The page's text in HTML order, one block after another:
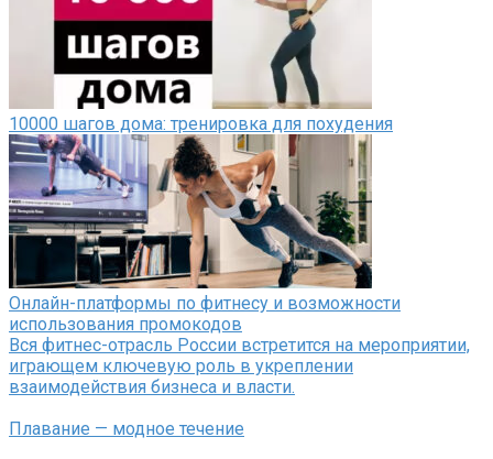
10000 шагов дома: тренировка для похудения
Онлайн-платформы по фитнесу и возможности
использования промокодов
Вся фитнес-отрасль России встретится на мероприятии,
играющем ключевую роль в укреплении
взаимодействия бизнеса и власти.
Плавание — модное течение